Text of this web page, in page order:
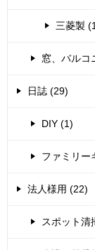
三菱製
窓、バルコ
日誌 (29)
DIY (1)
ファミリー
法人様用 (22)
スポット清